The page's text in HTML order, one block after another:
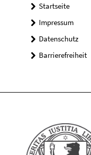
Startseite
Impressum
Datenschutz
Barrierefreiheit